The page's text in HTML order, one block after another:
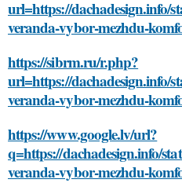
url=https://dachadesign.info/
veranda-vybor-mezhdu-
https://sibrm.ru/r.php?
url=https://dachadesign.info/
veranda-vybor-mezhdu-
https://www.google.lv/url?
q=https://dachadesign.info/
veranda-vybor-mezhdu-